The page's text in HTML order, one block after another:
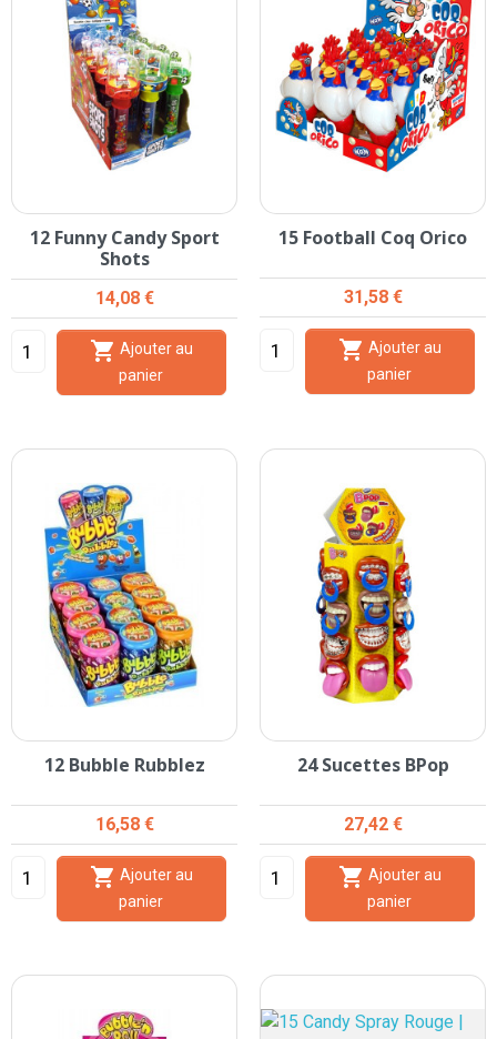
12 Funny Candy Sport
Shots
Prix
14,08 €

panier
15 Football Coq Orico
Prix
31,58 €

panier
12 Bubble Rubblez
Prix
16,58 €

panier
24 Sucettes BPop
Prix
27,42 €

panier